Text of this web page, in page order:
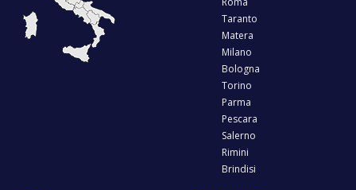
Taranto
Matera
Milano
Bologna
Torino
Parma
Pescara
Salerno
Rimini
Brindisi